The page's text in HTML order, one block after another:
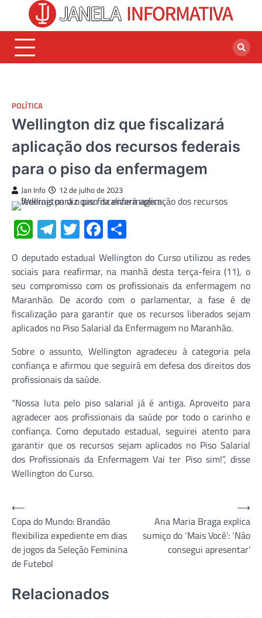
content
POLÍTICA
Wellington diz que fiscalizará
aplicação dos recursos federais
para o piso da enfermagem
Jan Info 12 de julho de 2023
WhatsApp
Telegram
TwitterFacebook
O deputado estadual Wellington do Curso utilizou as redes
sociais para reafirmar, na manhã desta terça-feira (11), o
seu compromisso com os profissionais da enfermagem no
Maranhão. De acordo com o parlamentar, a fase é de
fiscalização para garantir que os recursos liberados sejam
aplicados no Piso Salarial da Enfermagem no Maranhão.
Sobre o assunto, Wellington agradeceu à categoria pela
confiança e afirmou que seguirá em defesa dos direitos dos
profissionais da saúde.
“Nossa luta pelo piso salarial já é antiga. Aproveito para
agradecer aos profissionais da saúde por todo o carinho e
confiança. Como deputado estadual, seguirei atento para
garantir que os recursos sejam aplicados no Piso Salarial
dos Profissionais da Enfermagem Vai ter Piso sim!”, disse
Wellington do Curso.
Navegação
de
Post
⟵
Copa do Mundo: Brandão
flexibiliza expediente em dias
de jogos da Seleção Feminina
de Futebol
Ana Maria Braga explica
sumiço do ‘Mais Você’: ‘Não
consegui apresentar’
⟶
Relacionados